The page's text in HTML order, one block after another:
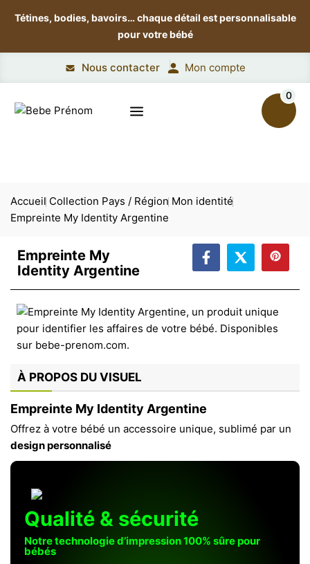
Tétines, bodies, bavoirs…chaque détail est personnalisable
pour votre bébé
Nous contacter Mon compte
0
Accueil Collection Pays / Région Mon identité
Empreinte My Identity Argentine
Empreinte My
Identity Argentine
À PROPOS DU VISUEL
Empreinte My Identity Argentine
Offrez à votre bébé un accessoire unique, sublimé par un
design personnalisé
Qualité & sécurité
Notre technologie d’impression 100% sûre pour
bébés